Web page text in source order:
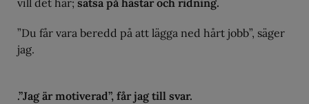
vill det här; satsa på hästar och ridning.
”Du får vara beredd på att lägga ned hårt jobb”, säger
jag.
.”Jag är motiverad”, får jag till svar.